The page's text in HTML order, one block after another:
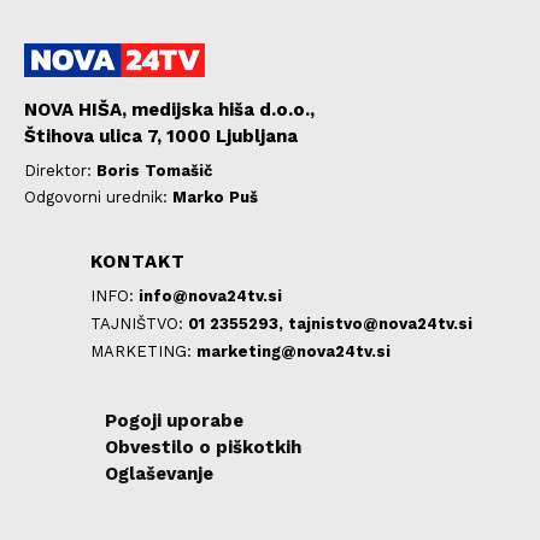
NOVA HIŠA, medijska hiša d.o.o.,
Štihova ulica 7, 1000 Ljubljana
Direktor: Boris Tomašič
Odgovorni urednik: Marko Puš
KONTAKT
INFO: info@nova24tv.si
TAJNIŠTVO: 01 2355293, tajnistvo@nova24tv.si
MARKETING: marketing@nova24tv.si
Pogoji uporabe
Obvestilo o piškotkih
Oglaševanje